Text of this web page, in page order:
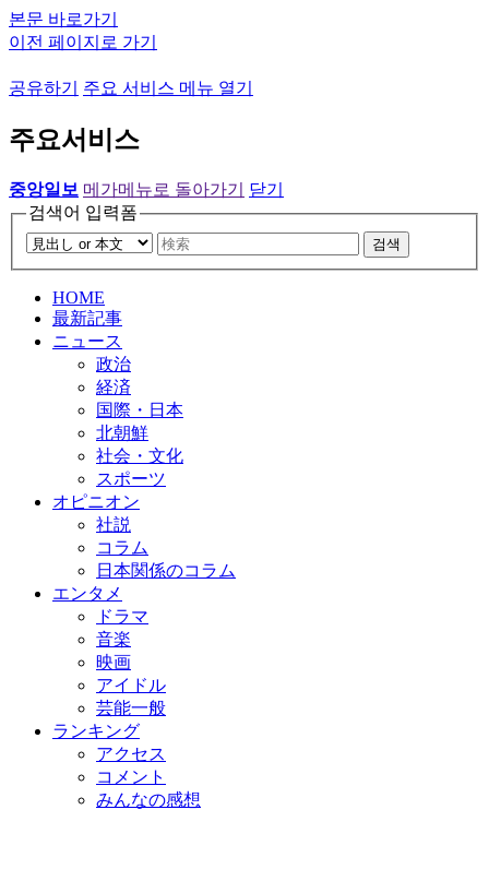
본문 바로가기
이전 페이지로 가기
공유하기 주요 서비스 메뉴 열기
주요서비스
중앙일보 메가메뉴로 돌아가기
닫기
검색어 입력폼
검색
HOME
最新記事
ニュース
政治
経済
国際・日本
北朝鮮
社会・文化
スポーツ
オピニオン
社説
コラム
日本関係のコラム
エンタメ
ドラマ
音楽
映画
アイドル
芸能一般
ランキング
アクセス
コメント
みんなの感想